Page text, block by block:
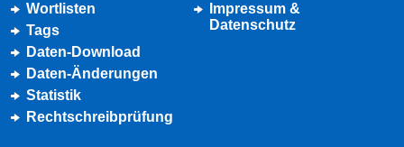
Wortlisten
Tags
Daten-Download
Daten-Änderungen
Statistik
Rechtschreibprüfung
Impressum &
Datenschutz